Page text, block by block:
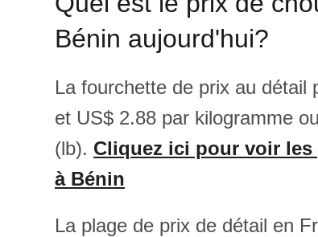
Bénin aujourd'hui?
La fourchette de prix au détail
et US$ 2.88 par kilogramme
(lb). Cliquez ici pour voir
à Bénin
La plage de prix de détail en